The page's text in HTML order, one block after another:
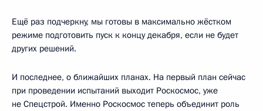
Ещё раз подчеркну, мы готовы в максимально жёстком
режиме подготовить пуск к концу декабря, если не будет
других решений.
И последнее, о ближайших планах. На первый план сейчас
при проведении испытаний выходит Роскосмос, уже
не Спецстрой. Именно Роскосмос теперь объединит роль